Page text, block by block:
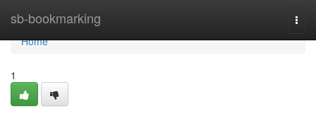
sb-bookmarking
Home
Home
1